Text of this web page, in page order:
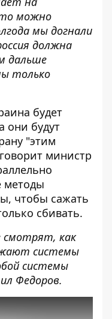
можно
мы догнали
должна
дальше
только
будет
они будут
"этим
министр
методы
чтобы сажать
сбивать.
как
системы
системы
Федоров.